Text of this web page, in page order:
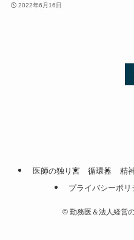
2022年6月16日
医師の独り言 循環器 精
プライバシーポリ
©勤務医＆法人経営